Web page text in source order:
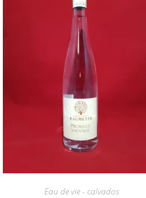
Eau de vie - calvados